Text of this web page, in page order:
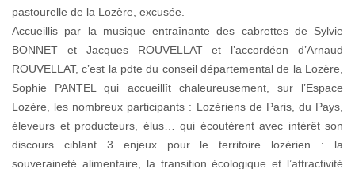
pastourelle de la Lozère, excusée.
Accueillis par la musique entraînante des cabrettes de Sylvie
BONNET et Jacques ROUVELLAT et l’accordéon d’Arnaud
ROUVELLAT, c’est la pdte du conseil départemental de la Lozère,
Sophie PANTEL qui accueillît chaleureusement, sur l’Espace
Lozère, les nombreux participants : Lozériens de Paris, du Pays,
éleveurs et producteurs, élus… qui écoutèrent avec intérêt son
discours ciblant 3 enjeux pour le territoire lozérien : la
souveraineté alimentaire, la transition écologique et l’attractivité